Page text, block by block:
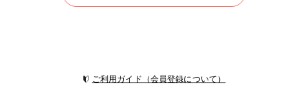
ご利用ガイド（会員登録について）